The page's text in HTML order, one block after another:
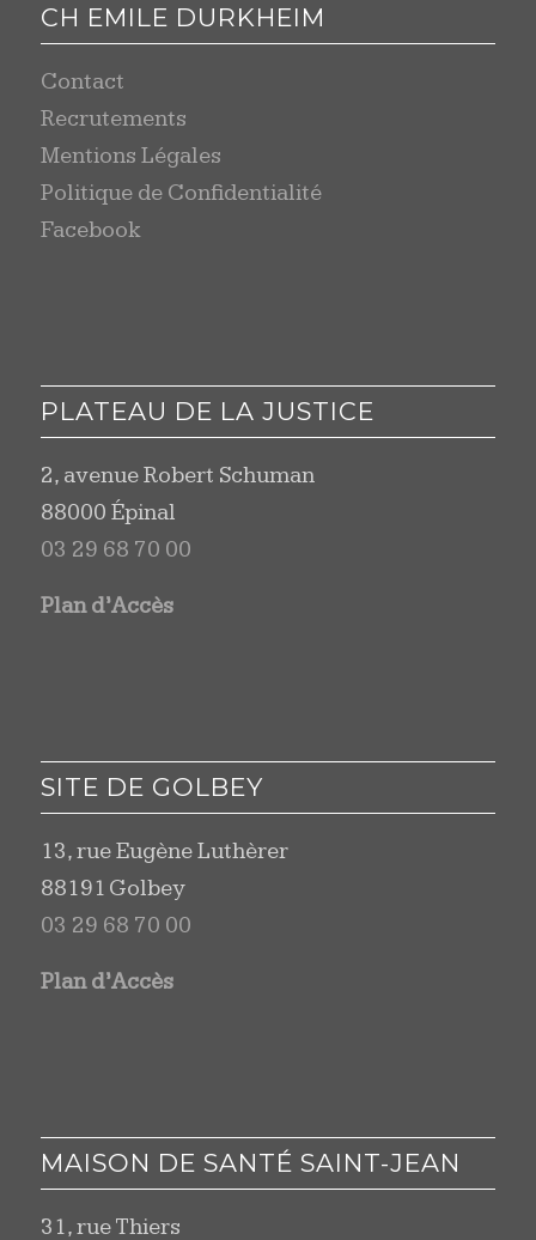
CH EMILE DURKHEIM
Contact
Recrutements
Mentions Légales
Politique de Confidentialité
Facebook
PLATEAU DE LA JUSTICE
2, avenue Robert Schuman
88000 Épinal
03 29 68 70 00
Plan d’Accès
SITE DE GOLBEY
13, rue Eugène Luthèrer
88191 Golbey
03 29 68 70 00
Plan d’Accès
MAISON DE SANTÉ SAINT-JEAN
31, rue Thiers